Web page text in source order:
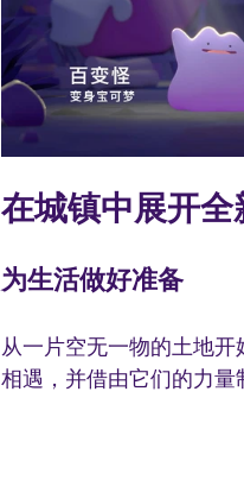
在城镇中展开
为生活做好准备
从一片空无一物的土地
相遇，并借由它们的力量